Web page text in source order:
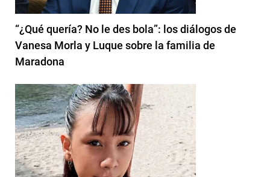
“¿Qué quería? No le des bola”: los diálogos de
Vanesa Morla y Luque sobre la familia de
Maradona